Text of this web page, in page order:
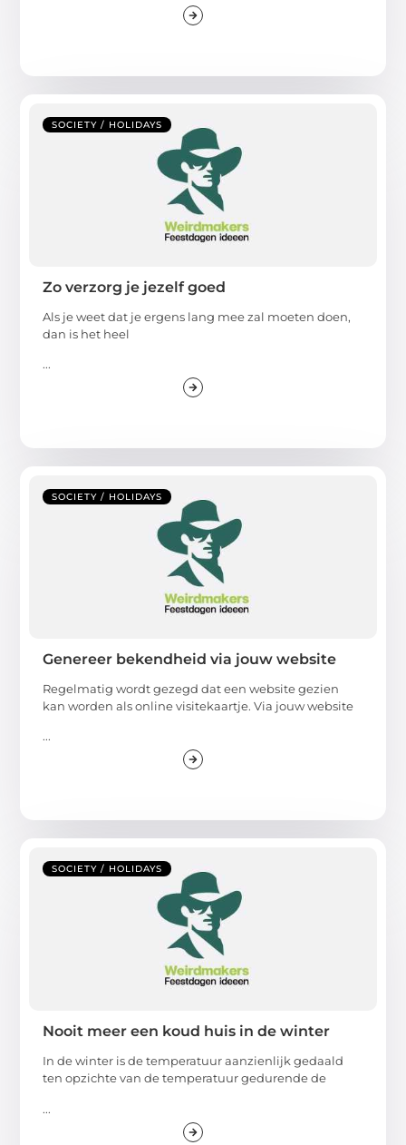
SOCIETY / HOLIDAYS
Zo verzorg je jezelf goed
Als je weet dat je ergens lang mee zal moeten doen,
dan is het heel
...
SOCIETY / HOLIDAYS
Genereer bekendheid via jouw website
Regelmatig wordt gezegd dat een website gezien
kan worden als online visitekaartje. Via jouw website
...
SOCIETY / HOLIDAYS
Nooit meer een koud huis in de winter
In de winter is de temperatuur aanzienlijk gedaald
ten opzichte van de temperatuur gedurende de
...